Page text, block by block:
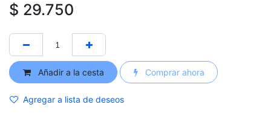
$ 29.750
Añadir a la cesta Comprar ahora
Agregar a lista de deseos